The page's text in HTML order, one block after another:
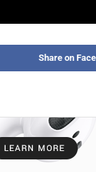
Share on